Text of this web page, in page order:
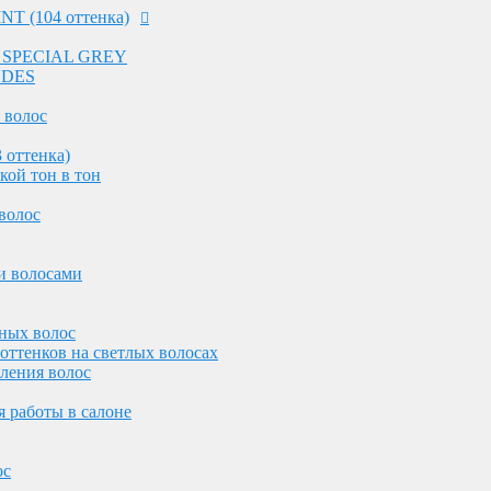
волос
(104 оттенка)
SPECIAL GREY
тон в тон
волосами
волос
на светлых волосах
волос
работы в салоне